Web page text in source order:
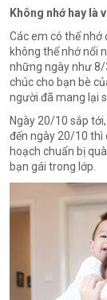
Không nhớ hay là
Các em có thể
không thể nhớ nổi
những ngày như
chúc cho bạn bè
người đã mang lại
Ngày 20/10 sắp
đến ngày 20/10 thì
hoạch chuẩn bị
bạn gái trong lớp.